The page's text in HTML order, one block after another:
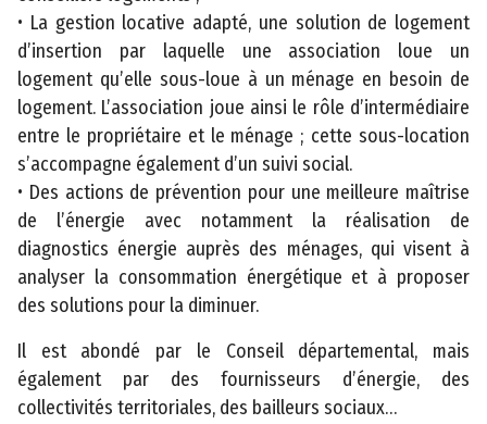
• La gestion locative adapté, une solution de logement
d’insertion par laquelle une association loue un
logement qu’elle sous-loue à un ménage en besoin de
logement. L’association joue ainsi le rôle d’intermédiaire
entre le propriétaire et le ménage ; cette sous-location
s’accompagne également d’un suivi social.
• Des actions de prévention pour une meilleure maîtrise
de l’énergie avec notamment la réalisation de
diagnostics énergie auprès des ménages, qui visent à
analyser la consommation énergétique et à proposer
des solutions pour la diminuer.
Il est abondé par le Conseil départemental, mais
également par des fournisseurs d’énergie, des
collectivités territoriales, des bailleurs sociaux…
0
2